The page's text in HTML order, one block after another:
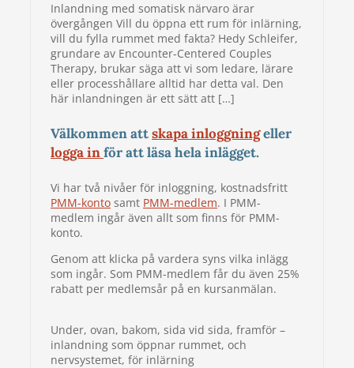
Inlandning med somatisk närvaro ärar
övergången Vill du öppna ett rum för inlärning,
vill du fylla rummet med fakta? Hedy Schleifer,
grundare av Encounter-Centered Couples
Therapy, brukar säga att vi som ledare, lärare
eller processhållare alltid har detta val. Den
här inlandningen är ett sätt att […]
Välkommen attskapa inloggningeller
logga inför att läsa hela inlägget.
Vi har två nivåer för inloggning, kostnadsfritt
PMM-konto samt PMM-medlem. I PMM-
medlem ingår även allt som finns för PMM-
konto.
Genom att klicka på vardera syns vilka inlägg
som ingår. Som PMM-medlem får du även 25%
rabatt per medlemsår på en kursanmälan.
Under, ovan, bakom, sida vid sida, framför –
inlandning som öppnar rummet, och
nervsystemet, för inlärning